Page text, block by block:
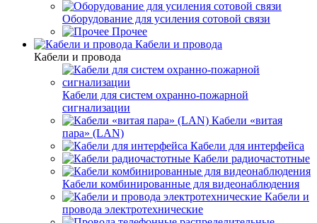
Оборудование для усиления сотовой связи
Прочее
Кабели и провода
Кабели и провода
Кабели для систем охранно-пожарной
сигнализации
Кабели «витая
пара» (LAN)
Кабели для интерфейса
Кабели радиочастотные
Кабели комбинированные для видеонаблюдения
Кабели и
провода электротехнические